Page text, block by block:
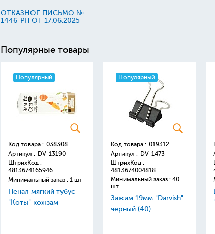
ОТКАЗНОЕ ПИСЬМО №
1446-РП ОТ 17.06.2025
Популярные товары
Популярный
Код товара : 038308
Артикул : DV-13190
ШтрихКод :
4813674165946
Минимальный заказ : 1 шт
Пенал мягкий тубус
"Коты" кожзам
Популярный
Код товара : 019312
Артикул : DV-1473
ШтрихКод :
4813674004818
Минимальный заказ : 40
шт
Зажим 19мм "Darvish"
черный (40)